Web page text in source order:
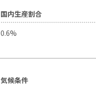
国内生産割合
0.6%
気候条件